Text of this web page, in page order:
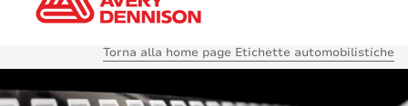
Torna alla home page Etichette automobilistiche